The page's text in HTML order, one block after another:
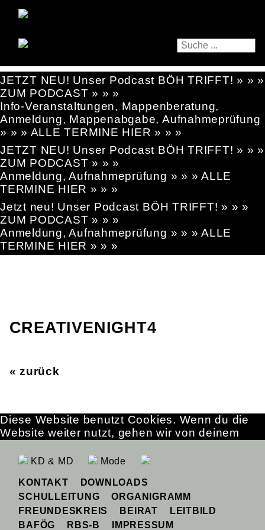
JETZT NEU! Unser Podcast BÖH TRIFFT! » » »
ZUM PODCAST » » »
Info-Veranstaltungen, Mappenberatung,
Anmeldung, Mappenabgabe, Aufnahmeprüfung
» » » ALLE TERMINE HIER » » »
JETZT NEU! Unser Podcast BÖH TRIFFT! » » »
ZUM PODCAST » » »
Anmeldung, Aufnahmeprüfung » » » ALLE
TERMINE HIER » » »
Jetzt neu! Unser Podcast BÖH TRIFFT! » » »
ZUM PODCAST » » »
Anmeldung, Aufnahmeprüfung » » » ALLE
TERMINE HIER » » »
CREATIVENIGHT4
« zurück
KD & MD Mode
KONTAKT
DOWNLOADS
SCHULLEITUNG
ORGANIGRAMM
FREUNDESKREIS
BEIRAT
LEITBILD
BAFÖG
RBS-B IMPRESSUM
Diese Website benutzt Cookies. Wenn du die
Website weiter nutzt, gehen wir von deinem